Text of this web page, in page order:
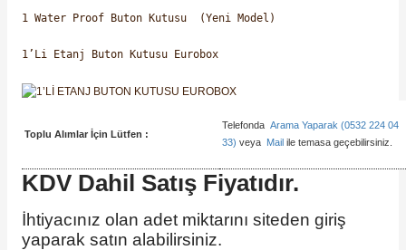
WinCC Unified Runtime Yazılımları
1 Water Proof Buton Kutusu (Yeni Model)
1’Li Etanj Buton Kutusu Eurobox
Toplu Alımlar İçin Lütfen :
Telefonda Arama Yaparak (0532 224 04
33) veya Mail ile temasa geçebilirsiniz.
KDV Dahil Satış Fiyatıdır.
İhtiyacınız olan adet miktarını siteden giriş
yaparak satın alabilirsiniz.